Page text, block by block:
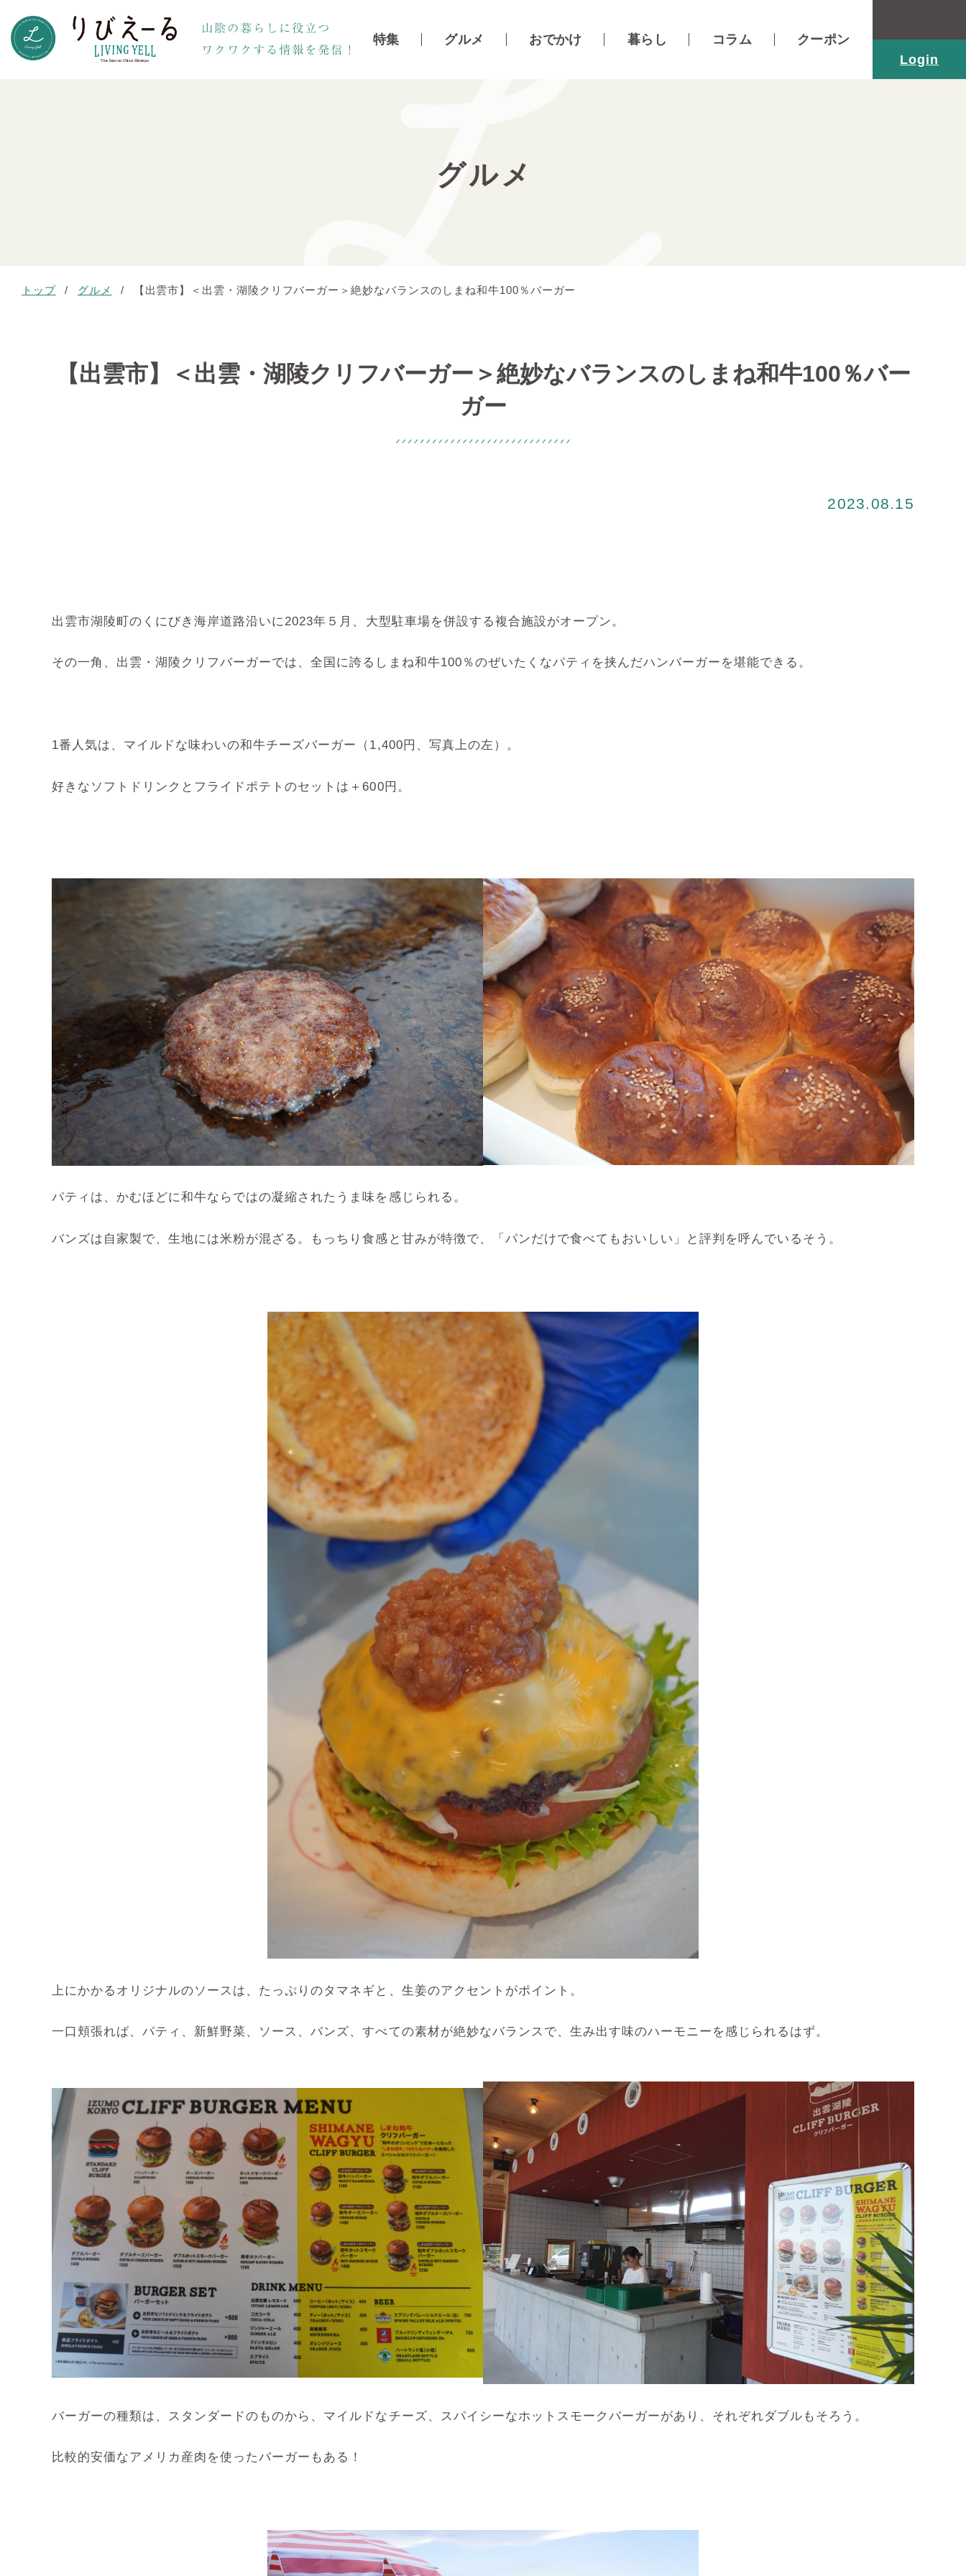
特集 グルメ おでかけ 暮らし コラム
クーポン
Login
グルメ
トップ / グルメ / 【出雲市】＜出雲・湖陵クリフバーガー＞絶妙なバランスのしまね和牛100％バーガー
【出雲市】＜出雲・湖陵クリフバーガー＞絶妙なバランスのしまね和牛100％バー
ガー
2023.08.15
出雲市湖陵町のくにびき海岸道路沿いに2023年５月、大型駐車場を併設する複合施設がオープン。
その一角、出雲・湖陵クリフバーガーでは、全国に誇るしまね和牛100％のぜいたくなパティを挟んだハンバーガーを堪能できる。
1番人気は、マイルドな味わいの和牛チーズバーガー（1,400円、写真上の左）。
好きなソフトドリンクとフライドポテトのセットは＋600円。
パティは、かむほどに和牛ならではの凝縮されたうま味を感じられる。
バンズは自家製で、生地には米粉が混ざる。もっちり食感と甘みが特徴で、「パンだけで食べてもおいしい」と評判を呼んでいるそう。
上にかかるオリジナルのソースは、たっぷりのタマネギと、生姜のアクセントがポイント。
一口頬張れば、パティ、新鮮野菜、ソース、バンズ、すべての素材が絶妙なバランスで、生み出す味のハーモニーを感じられるはず。
バーガーの種類は、スタンダードのものから、マイルドなチーズ、スパイシーなホットスモークバーガーがあり、それぞれダブルもそろう。
比較的安価なアメリカ産肉を使ったバーガーもある！